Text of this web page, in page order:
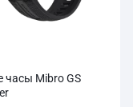
часы Mibro GS